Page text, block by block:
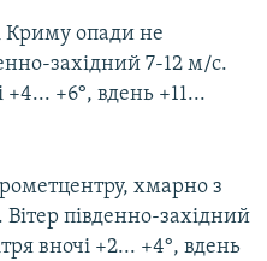
Криму опади не
західний 7-12 м/с.
+6°, вдень +11...
хмарно з
південно-західний
вночі +2... +4°, вдень